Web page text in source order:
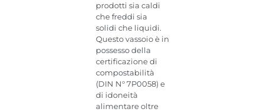
prodotti sia caldi
che freddi sia
solidi che liquidi.
Questo vassoio è in
possesso della
certificazione di
compostabilità
(DIN N° 7P0058) e
di idoneità
alimentare oltre